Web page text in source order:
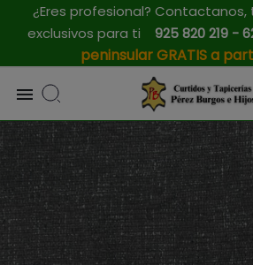
¿Eres profesional?
exclusivos para ti 925 820 219 -
peninsular GRATIS a
